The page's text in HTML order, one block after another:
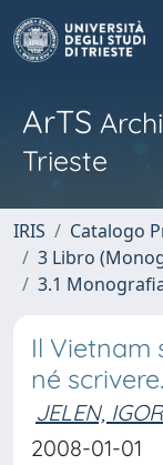
ArTS
Trieste
IRIS
Catalogo
3 Libro
3.1
Il Vietnam
né
JELEN, IGOR
2008-01-01